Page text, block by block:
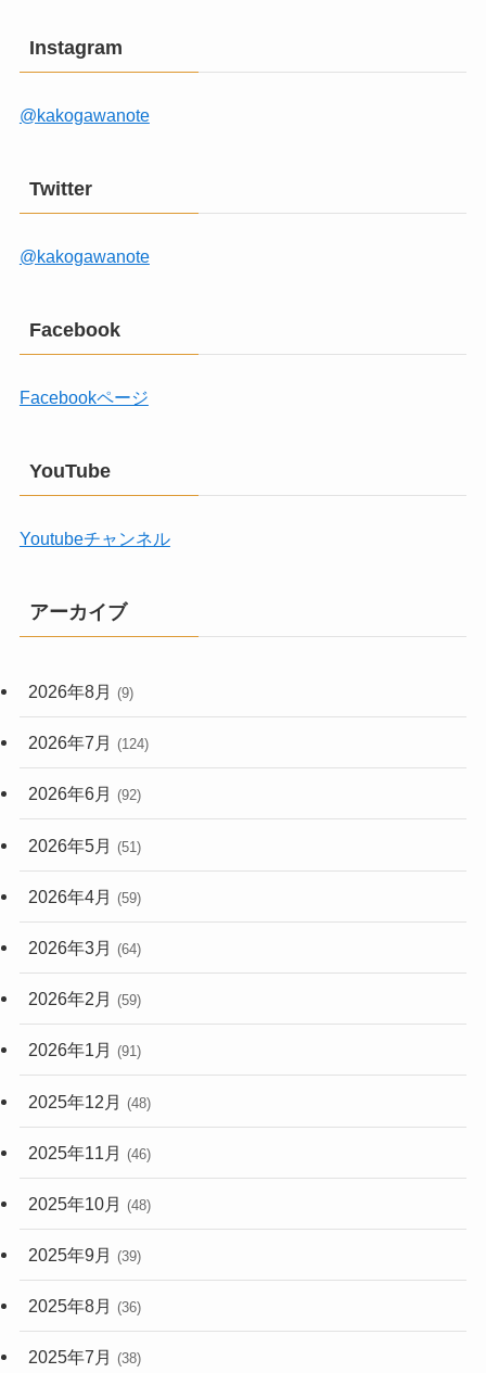
Instagram
@kakogawanote
Twitter
@kakogawanote
Facebook
Facebookページ
YouTube
Youtubeチャンネル
アーカイブ
2026年8月 (9)
2026年7月 (124)
2026年6月 (92)
2026年5月 (51)
2026年4月 (59)
2026年3月 (64)
2026年2月 (59)
2026年1月 (91)
2025年12月 (48)
2025年11月 (46)
2025年10月 (48)
2025年9月 (39)
2025年8月 (36)
2025年7月 (38)